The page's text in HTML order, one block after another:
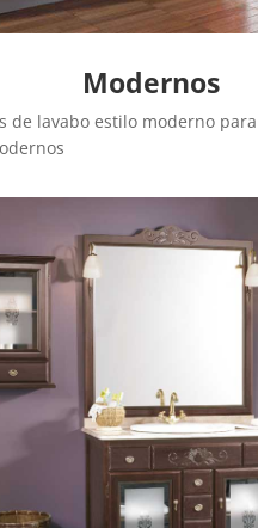
Modernos
de lavabo estilo moderno